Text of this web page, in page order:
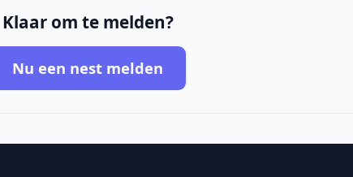
Klaar om te melden?
Nu een nest melden